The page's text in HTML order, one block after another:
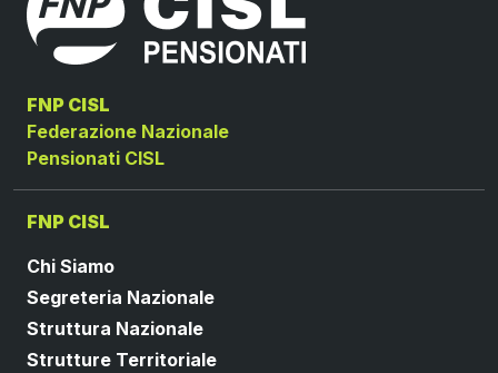
FNP CISL
Federazione Nazionale
Pensionati CISL
FNP CISL
Chi Siamo
Segreteria Nazionale
Struttura Nazionale
Strutture Territoriale